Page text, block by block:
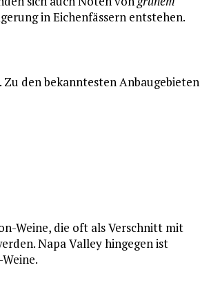
in Eichenfässern entstehen.
den bekanntesten Anbaugebieten
Weine, die oft als Verschnitt mit
Napa Valley hingegen ist